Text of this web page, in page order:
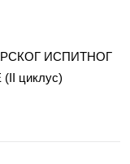
ИСПИТНОГ
циклус)